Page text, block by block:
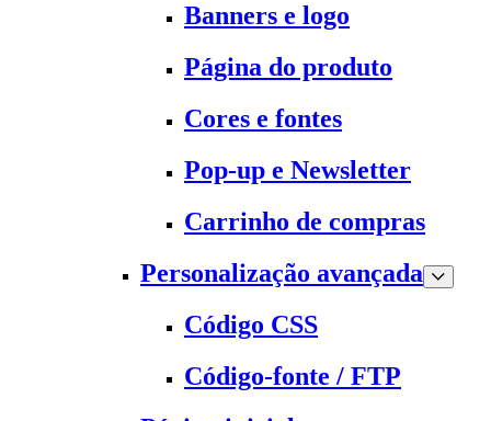
Banners e logo
Página do produto
Cores e fontes
Pop-up e Newsletter
Carrinho de compras
Personalização avançada
Código CSS
Código-fonte / FTP